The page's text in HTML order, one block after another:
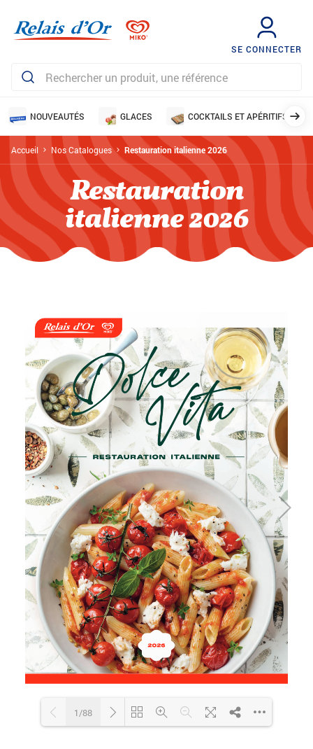
SE CONNECTER
NOUVEAUTÉS GLACES COCKTAILS ET APÉRITIFS
Accueil Nos Catalogues Restauration italienne 2026
Restauration
italienne 2026
1/88